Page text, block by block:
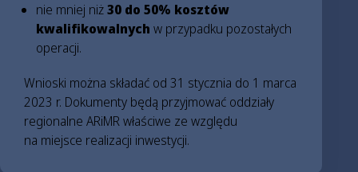
nie mniej niż30 do 50% kosztów
kwalifikowalnych w przypadku pozostałych
operacji.
Wnioski można składać od 31 stycznia do 1 marca
2023 r. Dokumenty będą przyjmować oddziały
regionalne ARiMR właściwe ze względu
na miejsce realizacji inwestycji.